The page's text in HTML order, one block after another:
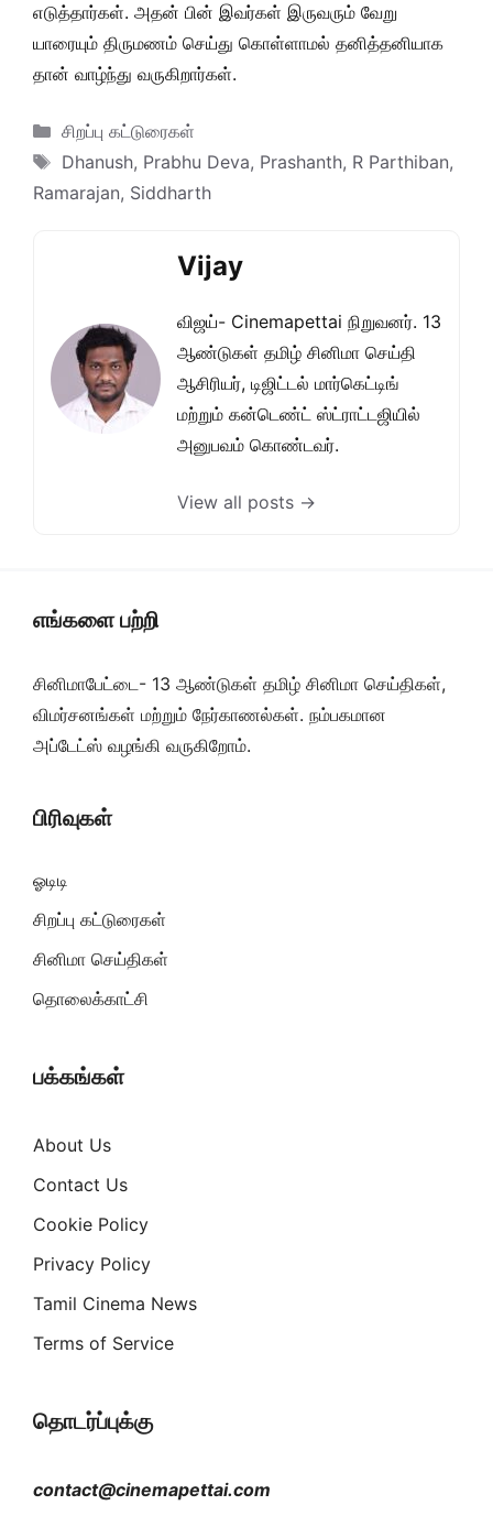
எடுத்தார்கள். அதன் பின் இவர்கள் இருவரும் வேறு
யாரையும் திருமணம் செய்து கொள்ளாமல் தனித்தனியாக
தான் வாழ்ந்து வருகிறார்கள்.
Categories
சிறப்பு கட்டுரைகள்
Tags
Dhanush, Prabhu Deva, Prashanth, R Parthiban,
Ramarajan, Siddharth
Vijay
விஜய்- Cinemapettai நிறுவனர். 13
ஆண்டுகள் தமிழ் சினிமா செய்தி
ஆசிரியர், டிஜிட்டல் மார்கெட்டிங்
மற்றும் கன்டெண்ட் ஸ்ட்ராட்டஜியில்
அனுபவம் கொண்டவர்.
View all posts →
எங்களை பற்றி
சினிமாபேட்டை- 13 ஆண்டுகள் தமிழ் சினிமா செய்திகள்,
விமர்சனங்கள் மற்றும் நேர்காணல்கள். நம்பகமான
அப்டேட்ஸ் வழங்கி வருகிறோம்.
பிரிவுகள்
ஓடிடி
சிறப்பு கட்டுரைகள்
சினிமா செய்திகள்
தொலைக்காட்சி
பக்கங்கள்
About Us
Contact Us
Cookie Policy
Privacy Policy
Tamil Cinema News
Terms of Service
தொடர்ப்புக்கு
contact@cinemapettai.com